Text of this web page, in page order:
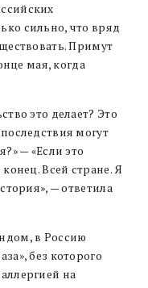
сильно, что вряд
Примут
мая, когда
это делает? Это
могут
— «Если это
Всей стране. Я
— ответила
в Россию
без которого
на